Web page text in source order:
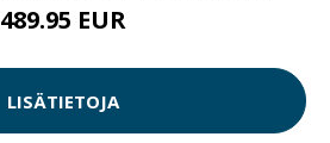
489.95 EUR
LISÄTIETOJA